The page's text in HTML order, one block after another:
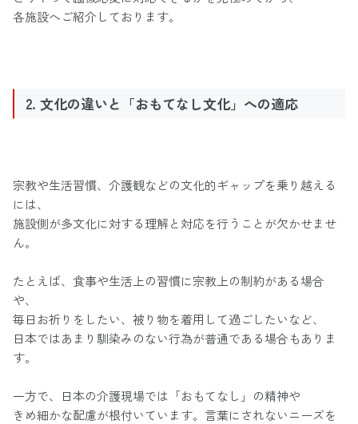
各施設へご紹介しております。
2. 文化の違いと「おもてなし文化」への適応
宗教や生活習慣、介護観などの文化的ギャップを乗り越える
には、
施設側が多文化に対する理解と対応を行うことが欠かせませ
ん。
たとえば、食事や生活上の習慣に宗教上の制約がある場合
や、
毎日お祈りをしたい、被り物を着用して過ごしたいなど、
日本ではあまり馴染みのない行為が普通である場合もありま
す。
一方で、日本の介護現場では「おもてなし」の精神や
きめ細かな配慮が根付いています。言葉にされないニーズを